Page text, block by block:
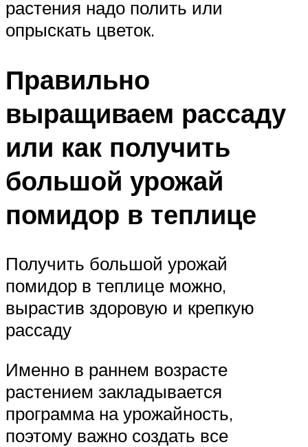
растения надо полить или
опрыскать цветок.
Правильно
выращиваем рассаду
или как получить
большой урожай
помидор в теплице
Получить большой урожай
помидор в теплице можно,
вырастив здоровую и крепкую
рассаду
Именно в раннем возрасте
растением закладывается
программа на урожайность,
поэтому важно создать все